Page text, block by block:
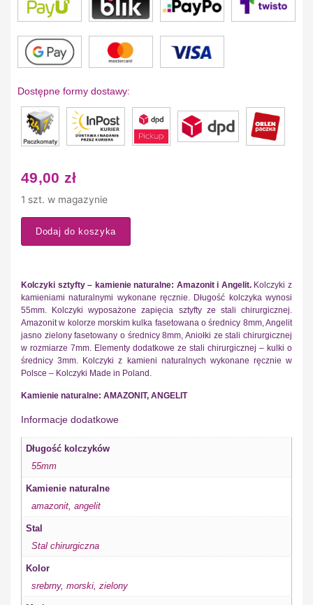
Dostępne formy dostawy:
49,00 zł
1 szt. w magazynie
Dodaj do koszyka
Kolczyki sztyfty – kamienie naturalne: Amazonit i Angelit.Kolczyki z
kamieniami naturalnymi wykonane ręcznie. Długość kolczyka wynosi
55mm. Kolczyki wyposażone zapięcia sztyfty ze stali chirurgicznej.
Amazonit w kolorze morskim kulka fasetowana o średnicy 8mm, Angelit
jasno zielony fasetowany o średnicy 8mm, Aniołki ze stali chirurgicznej
w rozmiarze 7mm. Elementy dodatkowe ze stali chirurgicznej – kulki o
średnicy 3mm. Kolczyki z kamieni naturalnych wykonane ręcznie w
Polsce – Kolczyki Made in Poland.
Kamienie naturalne: AMAZONIT, ANGELIT
Informacje dodatkowe
Długość kolczyków
55mm
Kamienie naturalne
amazonit, angelit
Stal
Stal chirurgiczna
Kolor
srebrny, morski, zielony